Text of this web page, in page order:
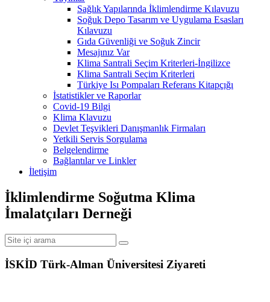
Sağlık Yapılarında İklimlendirme Kılavuzu
Soğuk Depo Tasarım ve Uygulama Esasları
Kılavuzu
Gıda Güvenliği ve Soğuk Zincir
Mesajınız Var
Klima Santrali Seçim Kriterleri-İngilizce
Klima Santrali Seçim Kriterleri
Türkiye Isı Pompaları Referans Kitapçığı
İstatistikler ve Raporlar
Covid-19 Bilgi
Klima Klavuzu
Devlet Teşvikleri Danışmanlık Firmaları
Yetkili Servis Sorgulama
Belgelendirme
Bağlantılar ve Linkler
İletişim
İklimlendirme Soğutma Klima
İmalatçıları Derneği
İSKİD Türk-Alman Üniversitesi Ziyareti